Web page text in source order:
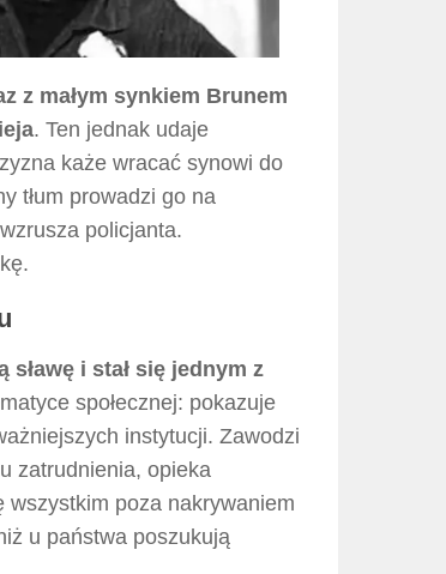
z małym synkiem Brunem
. Ten jednak udaje
każe wracać synowi do
tłum prowadzi go na
policjanta.
i stał się jednym z
społecznej: pokazuje
instytucji. Zawodzi
zatrudnienia, opieka
wszystkim poza nakrywaniem
u państwa poszukują